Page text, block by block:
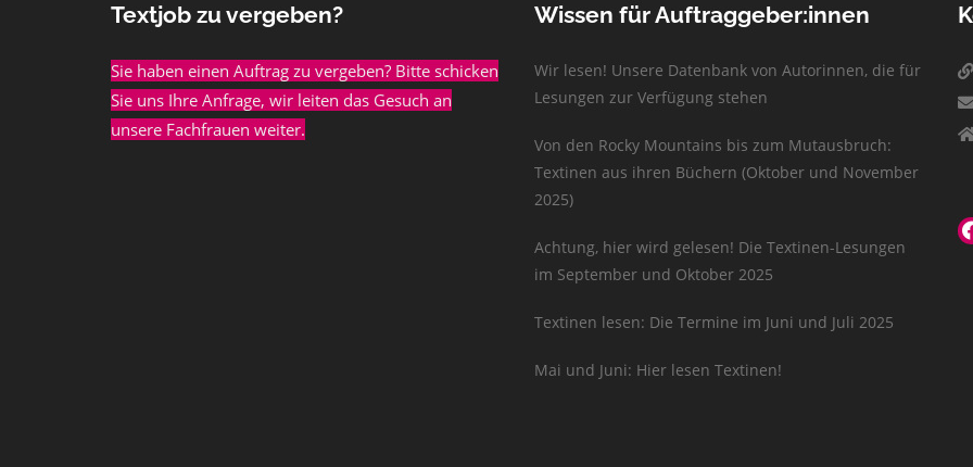
Textjob zu vergeben?
Sie haben einen Auftrag zu vergeben? Bitte schicken
Sie uns Ihre Anfrage, wir leiten das Gesuch an
unsere Fachfrauen weiter.
Wissen für Auftraggeber:innen
Wir lesen! Unsere Datenbank von Autorinnen, die für
Lesungen zur Verfügung stehen
Von den Rocky Mountains bis zum Mutausbruch:
Textinen aus ihren Büchern (Oktober und November
2025)
Achtung, hier wird gelesen! Die Textinen-Lesungen
im September und Oktober 2025
Textinen lesen: Die Termine im Juni und Juli 2025
Mai und Juni: Hier lesen Textinen!